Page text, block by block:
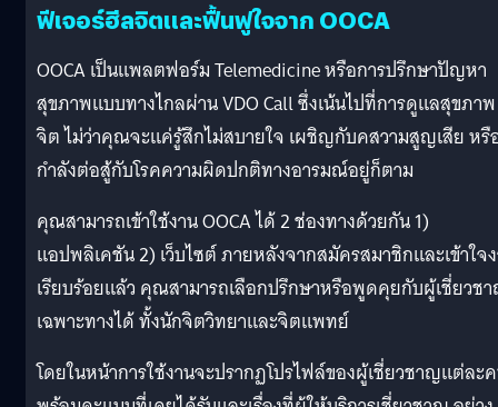
ฟีเจอร์ฮีลจิตและฟื้นฟูใจจาก OOCA
OOCA เป็นแพลตฟอร์ม Telemedicine หรือการปรึกษาปัญหา
สุขภาพแบบทางไกลผ่าน VDO Call ซึ่งเน้นไปที่การดูแลสุขภาพ
จิต ไม่ว่าคุณจะแค่รู้สึกไม่สบายใจ เผชิญกับคสวามสูญเสีย หรื
กำลังต่อสู้กับโรคความผิดปกติทางอารมณ์อยู่ก็ตาม
คุณสามารถเข้าใช้งาน OOCA ได้ 2 ช่องทางด้วยกัน 1)
แอปพลิเคชัน 2) เว็บไซต์ ภายหลังจากสมัครสมาชิกและเข้าใจ
เรียบร้อยแล้ว คุณสามารถเลือกปรึกษาหรือพูดคุยกับผู้เชี่ยวช
เฉพาะทางได้ ทั้งนักจิตวิทยาและจิตแพทย์
โดยในหน้าการใช้งานจะปรากฏโปรไฟล์ของผู้เชี่ยวชาญแต่ละ